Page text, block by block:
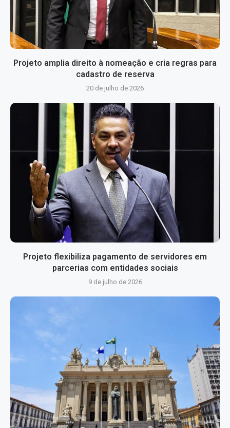
Projeto amplia direito à nomeação e cria regras para
cadastro de reserva
20 de julho de 2026
Projeto flexibiliza pagamento de servidores em
parcerias com entidades sociais
9 de julho de 2026